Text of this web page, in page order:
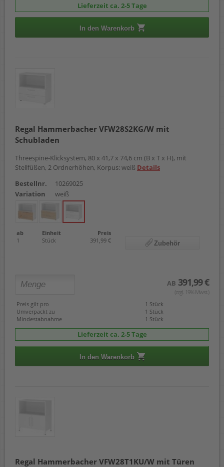
Lieferzeit ca. 2-5 Tage
In den Warenkorb
Regal Hammerbacher VFW28S2KG/W mit
Schubladen
Threespine-Klicksystem, 80 x 41,7 x 74,6 cm (B x T x H), mit
Stellfüßen, 2 Ordnerhöhen, Korpus: weiß Details
Bestellnr.
10269025
Variation
weiß
ab Einheit
Preis
1
Stück 391,99 € Zubehör
AB 391,99 €
(zzgl. 19% Mwst.)
Preis gilt pro
1 Stück
Umverpackt zu
1 Stück
Mindestabnahme
1 Stück
Lieferzeit ca. 2-5 Tage
In den Warenkorb
Regal Hammerbacher VFW28T1KU/W mit Türen